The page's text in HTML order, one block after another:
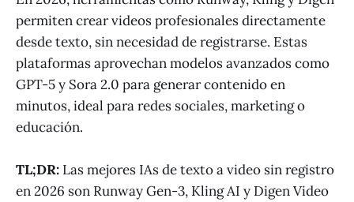
permiten crear videos profesionales directamente
desde texto, sin necesidad de registrarse. Estas
plataformas aprovechan modelos avanzados como
GPT-5 y Sora 2.0 para generar contenido en
minutos, ideal para redes sociales, marketing o
educación.
TL;DR: Las mejores IAs de texto a video sin registro
en 2026 son Runway Gen-3, Kling AI y Digen Video